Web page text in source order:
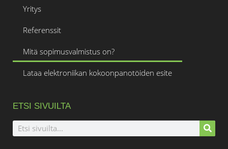
Yritys
Referenssit
Mitä sopimusvalmistus on?
Lataa elektroniikan kokoonpanotöiden esite
ETSI SIVUILTA